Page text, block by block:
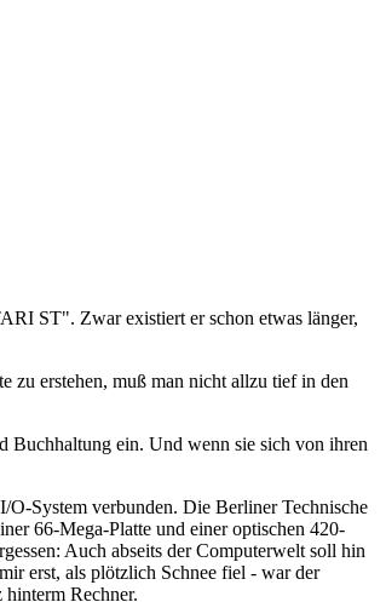
ST". Zwar existiert er schon etwas länger,
zu erstehen, muß man nicht allzu tief in den
Buchhaltung ein. Und wenn sie sich von ihren
System verbunden. Die Berliner Technische
66-Mega-Platte und einer optischen 420-
Auch abseits der Computerwelt soll hin
erst, als plötzlich Schnee fiel - war der
Rechner.